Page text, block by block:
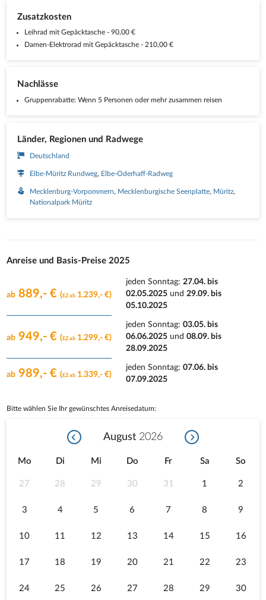
Zusatzkosten
Leihrad mit Gepäcktasche - 90,00 €
Damen-Elektrorad mit Gepäcktasche - 210,00 €
Nachlässe
Gruppenrabatte: Wenn 5 Personen oder mehr zusammen reisen
Länder, Regionen und Radwege
Deutschland
Elbe-Müritz Rundweg Elbe-Oderhaff-Radweg
Mecklenburg-Vorpommern Mecklenburgische Seenplatte Müritz
Nationalpark Müritz
Anreise und Basis-Preise 2025
ab 889,- € (EZ ab 1.239,- €)
jeden Sonntag: 27.04. bis
02.05.2025 und29.09. bis
05.10.2025
ab 949,- € (EZ ab 1.299,- €)
jeden Sonntag: 03.05. bis
06.06.2025 und08.09. bis
28.09.2025
ab 989,- € (EZ ab 1.339,- €)
jeden Sonntag: 07.06. bis
07.09.2025
Bitte wählen Sie Ihr gewünschtes Anreisedatum:
August 2026
Mo Di Mi Do Fr Sa So
27 28 29 30 31 1 2
3 4 5 6 7 8 9
10 11 12 13 14 15 16
17 18 19 20 21 22 23
24 25 26 27 28 29 30